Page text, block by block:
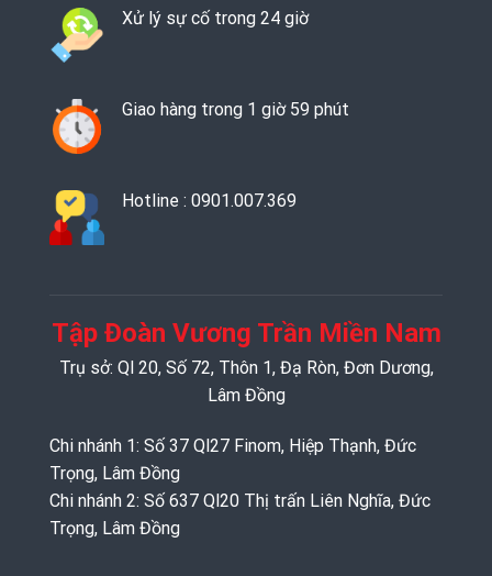
Xử lý sự cố trong 24 giờ
Giao hàng trong 1 giờ 59 phút
Hotline : 0901.007.369
Tập Đoàn Vương Trần Miền Nam
Trụ sở: Ql 20, Số 72, Thôn 1, Đạ Ròn, Đơn Dương,
Lâm Đồng
Chi nhánh 1: Số 37 Ql27 Finom, Hiệp Thạnh, Đức
Trọng, Lâm Đồng
Chi nhánh 2: Số 637 Ql20 Thị trấn Liên Nghĩa, Đức
Trọng, Lâm Đồng